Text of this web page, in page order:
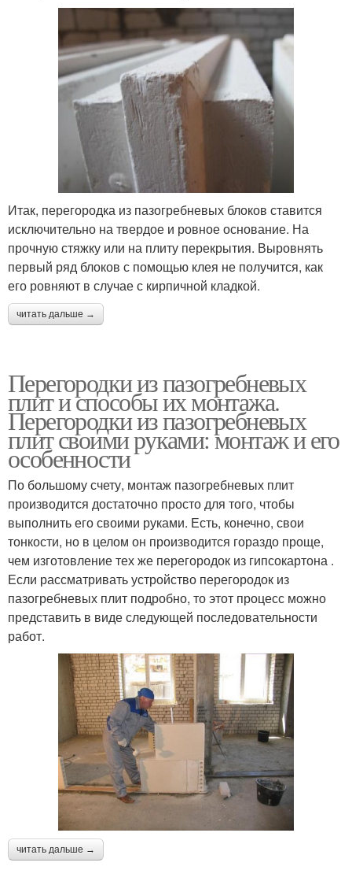
Итак, перегородка из пазогребневых блоков ставится
исключительно на твердое и ровное основание. На
прочную стяжку или на плиту перекрытия. Выровнять
первый ряд блоков с помощью клея не получится, как
его ровняют в случае с кирпичной кладкой.
читать дальше →
Перегородки из пазогребневых
плит и способы их монтажа.
Перегородки из пазогребневых
плит своими руками: монтаж и его
особенности
По большому счету, монтаж пазогребневых плит
производится достаточно просто для того, чтобы
выполнить его своими руками. Есть, конечно, свои
тонкости, но в целом он производится гораздо проще,
чем изготовление тех же перегородок из гипсокартона .
Если рассматривать устройство перегородок из
пазогребневых плит подробно, то этот процесс можно
представить в виде следующей последовательности
работ.
читать дальше →